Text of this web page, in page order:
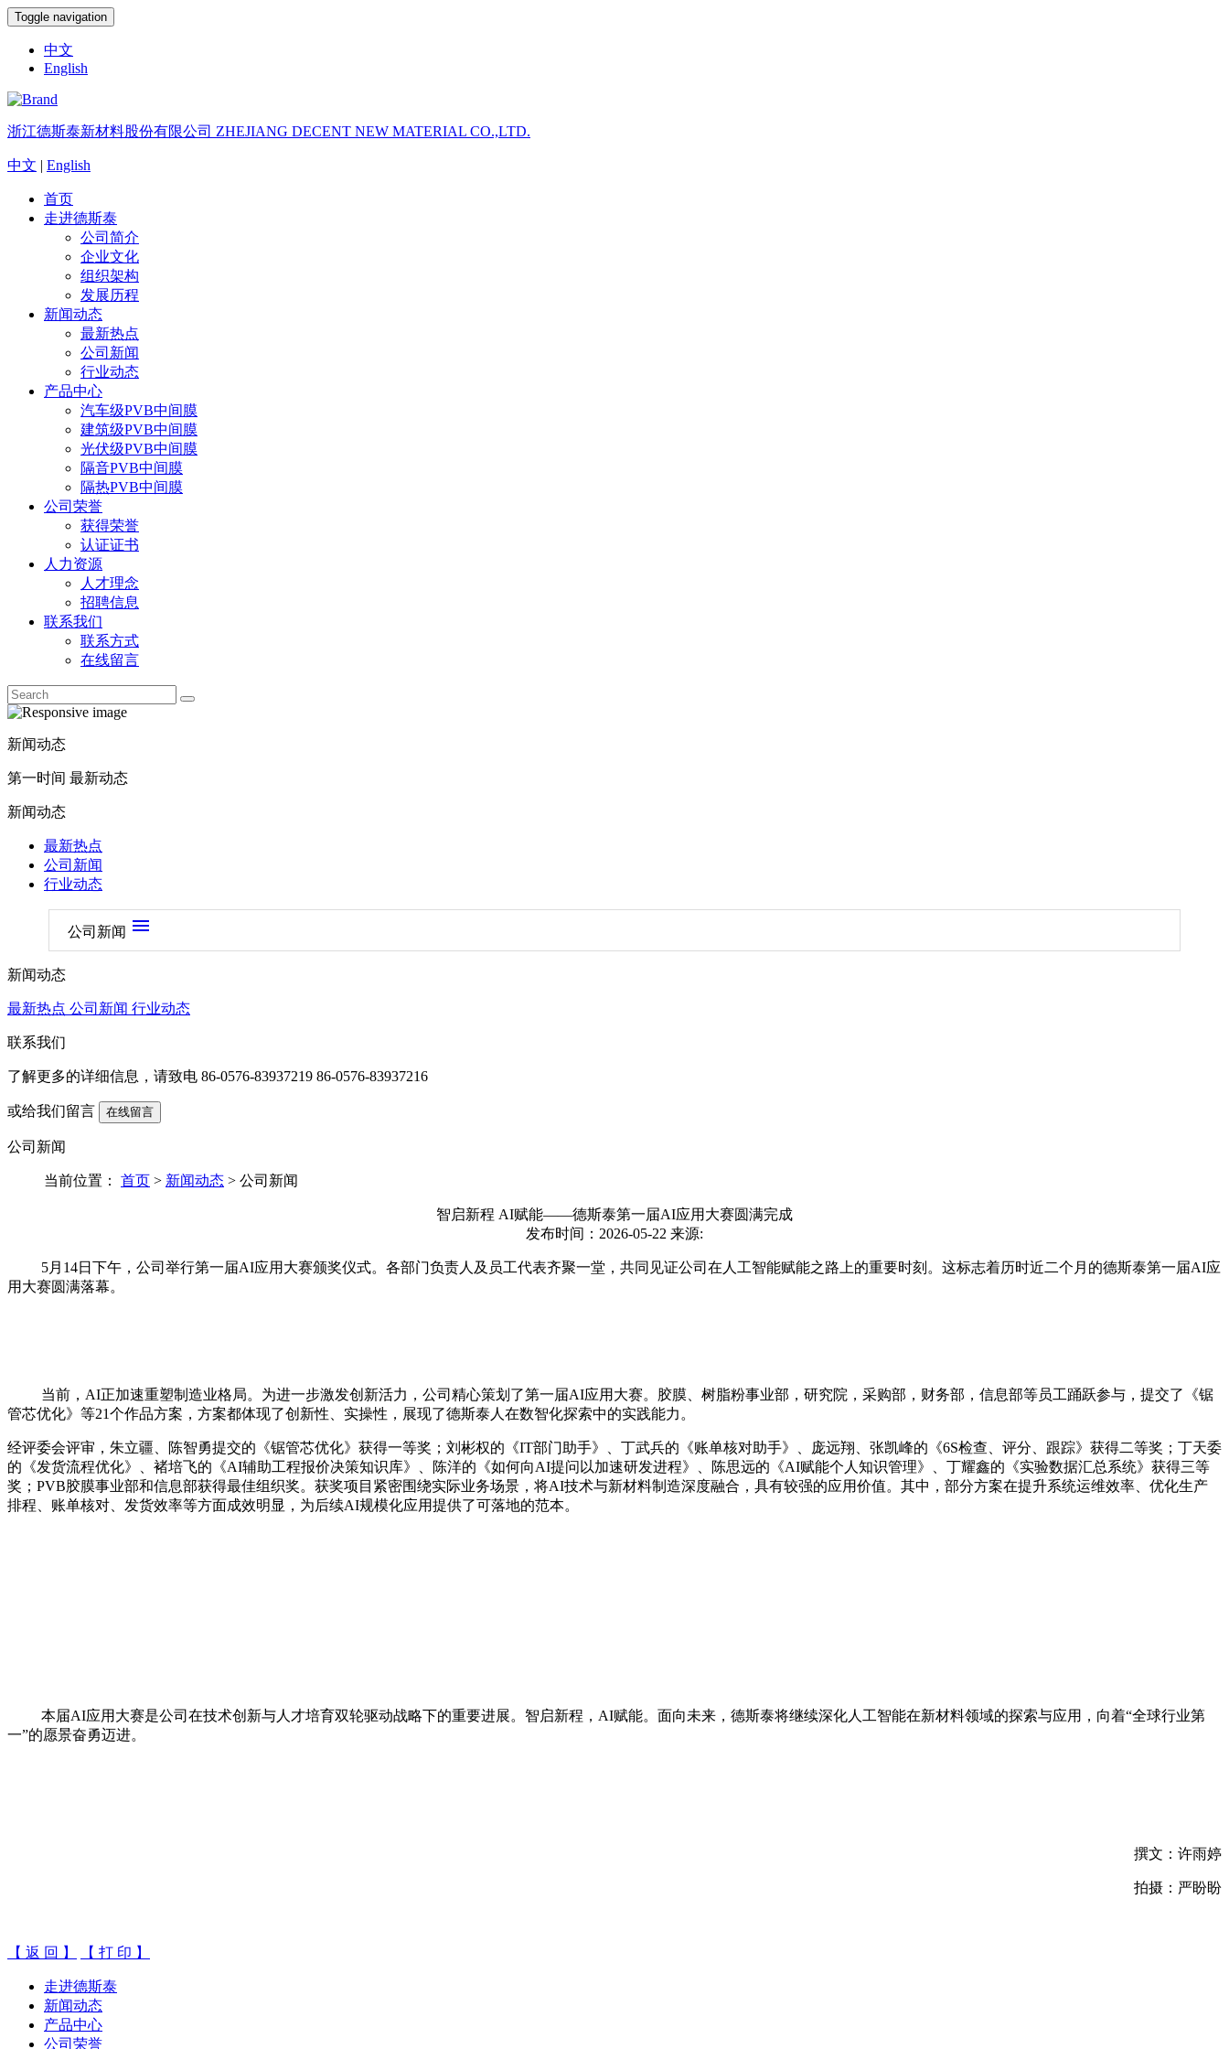
Toggle navigation
中文
English
浙江德斯泰新材料股份有限公司 ZHEJIANG DECENT NEW MATERIAL CO.,LTD.
中文 | English
首页
走进德斯泰
公司简介
企业文化
组织架构
发展历程
新闻动态
最新热点
公司新闻
行业动态
产品中心
汽车级PVB中间膜
建筑级PVB中间膜
光伏级PVB中间膜
隔音PVB中间膜
隔热PVB中间膜
公司荣誉
获得荣誉
认证证书
人力资源
人才理念
招聘信息
联系我们
联系方式
在线留言
新闻动态
第一时间 最新动态
新闻动态
最新热点
公司新闻
行业动态
公司新闻 menu
新闻动态
最新热点 公司新闻 行业动态
联系我们
了解更多的详细信息，请致电 86-0576-83937219 86-0576-83937216
或给我们留言 在线留言
公司新闻
当前位置： 首页 > 新闻动态 > 公司新闻
智启新程 AI赋能——德斯泰第一届AI应用大赛圆满完成
发布时间：2026-05-22 来源:
5月14日下午，公司举行第一届AI应用大赛颁奖仪式。各部门负责人及员工代表齐聚一堂，共同见证公司在人工智能赋能之路上的重要时刻。这标志着历时近二个月的德斯泰第一届AI应
用大赛圆满落幕。
当前， AI正加速重塑制造业格局。为进一步激发创新活力，公司精心策划了第一届AI应用大赛。 胶膜、树脂粉事业部，研究院，采购部，财务部，信息部等员工踊跃参与，提交了《锯
管芯优化》等21个作品方案，方案都体现了创新性、实操性，展现了德斯泰人在数智化探索中的实践能力。
经评委会评审，朱立疆、陈智勇提交的《锯管芯优化》获得一等奖；刘彬权的《IT部门助手》、丁武兵的《账单核对助手》、庞远翔、张凯峰的《6S检查、评分、跟踪》获得二等奖；丁天委
的《发货流程优化》、褚培飞的《AI辅助工程报价决策知识库》、陈洋的《如何向AI提问以加速研发进程》、陈思远的《AI赋能个人知识管理》、丁耀鑫的《实验数据汇总系统》获得三等
奖 ； PVB胶膜事业部和信息部获得最佳组织奖。 获奖项目紧密围绕实际业务场景，将AI技术与新材料制造深度融合，具有较强的应用价值。其中，部分方案在提升系统运维效率、优化生产
排程
账单核对、发货效率等方面成效明 显，为后续AI规模化应用提供了可落地的范本。
本届AI应用大赛是公司在技术创新与人才培育双轮驱动战略下的重要进展。智启新程，AI赋能。面向未来，德斯泰将继续深化人工智能在新材料领域的探索与应用，向着“全球行业第
一”的愿景奋勇迈进。
撰文：许雨婷
拍摄：严盼盼
【 返 回 】 【 打 印 】
走进德斯泰
新闻动态
产品中心
公司荣誉